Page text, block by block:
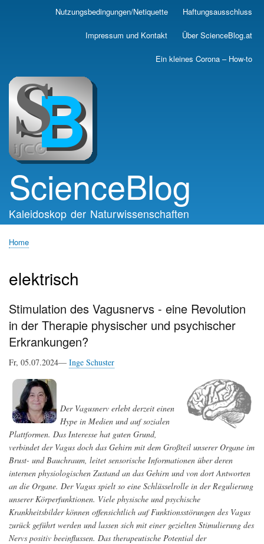
Skip
main
Nutzungsbedingungen/Netiquette Haftungsausschluss
Impressum und Kontakt Über ScienceBlog.at
Ein kleines Corona – How-to
ScienceBlog
Kaleidoskop der Naturwissenschaften
Home
elektrisch
Stimulation des Vagusnervs - eine Revolution
in der Therapie physischer und psychischer
Erkrankungen?
Fr, 05.07.2024— Inge Schuster
Der Vagusnerv erlebt derzeit einen
Hype in Medien und auf sozialen
Plattformen. Das Interesse hat guten Grund,
verbindet der Vagus doch das Gehirn mit dem Großteil unserer Organe im
Brust- und Bauchraum, leitet sensorische Informationen über deren
internen physiologischen Zustand an das Gehirn und von dort Antworten
an die Organe. Der Vagus spielt so eine Schlüsselrolle in der Regulierung
unserer Körperfunktionen. Viele physische und psychische
Krankheitsbilder können offensichtlich auf Funktionsstörungen des Vagus
zurück geführt werden und lassen sich mit einer gezielten Stimulierung des
Nervs positiv beeinflussen. Das therapeutische Potential der